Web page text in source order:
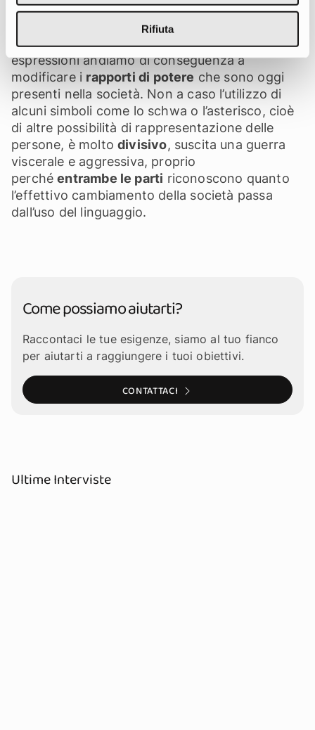
Rifiuta
creando dei valori di riferimento. La lingua
impone un modo di vedere la realtà e non può
essere maioggettiva. Agendo sui termini e le
espressioni andiamo di conseguenza a
modificare i rapporti di potere che sono oggi
presenti nella società. Non a caso l’utilizzo di
alcuni simboli come lo schwa o l’asterisco, cioè
di altre possibilità di rappresentazione delle
persone, è moltodivisivo, suscita una guerra
viscerale e aggressiva, proprio
perchéentrambe le parti riconoscono quanto
l’effettivo cambiamento della società passa
dall’uso del linguaggio.
Come possiamo aiutarti?
Raccontaci le tue esigenze, siamo al tuo fianco
per aiutarti a raggiungere i tuoi obiettivi.
CONTATTACI
Ultime Interviste